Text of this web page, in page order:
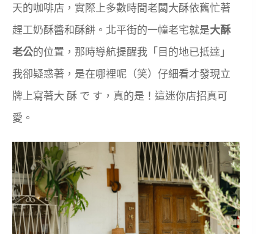
天的咖啡店，實際上多數時間老闆大酥依舊忙著
趕工奶酥醬和酥餅。北平街的一幢老宅就是大酥
老公的位置，那時導航提醒我「目的地已抵達」
我卻疑惑著，是在哪裡呢（笑）仔細看才發現立
牌上寫著大 酥 で す，真的是！這迷你店招真可
愛。